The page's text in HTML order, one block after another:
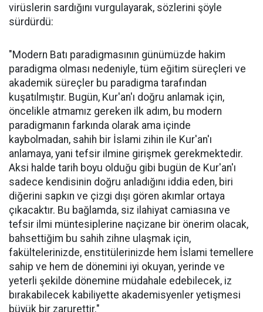
virüslerin sardığını vurgulayarak, sözlerini şöyle
sürdürdü:
"Modern Batı paradigmasının günümüzde hakim
paradigma olması nedeniyle, tüm eğitim süreçleri ve
akademik süreçler bu paradigma tarafından
kuşatılmıştır. Bugün, Kur'an'ı doğru anlamak için,
öncelikle atmamız gereken ilk adım, bu modern
paradigmanın farkında olarak ama içinde
kaybolmadan, sahih bir İslami zihin ile Kur'an'ı
anlamaya, yani tefsir ilmine girişmek gerekmektedir.
Aksi halde tarih boyu olduğu gibi bugün de Kur'an'ı
sadece kendisinin doğru anladığını iddia eden, biri
diğerini sapkın ve çizgi dışı gören akımlar ortaya
çıkacaktır. Bu bağlamda, siz ilahiyat camiasına ve
tefsir ilmi müntesiplerine naçizane bir önerim olacak,
bahsettiğim bu sahih zihne ulaşmak için,
fakültelerinizde, enstitülerinizde hem İslami temellere
sahip ve hem de dönemini iyi okuyan, yerinde ve
yeterli şekilde dönemine müdahale edebilecek, iz
bırakabilecek kabiliyette akademisyenler yetişmesi
büyük bir zarurettir."